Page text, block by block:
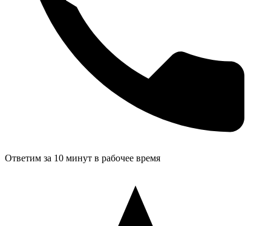
Ответим за 10 минут в рабочее время